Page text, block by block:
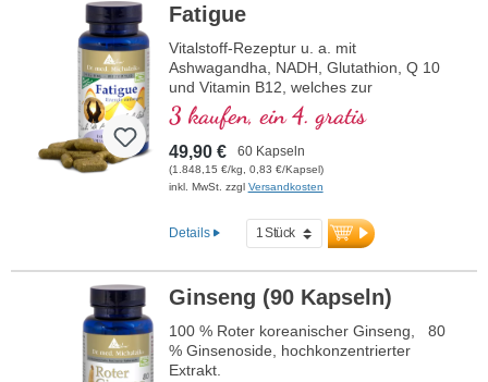
Fatigue
Vitalstoff-Rezeptur u. a. mit
Ashwagandha, NADH, Glutathion, Q 10
und Vitamin B12, welches zur
Verringerung von Müdigkeit und
Ermüdung beiträgt.
3 kaufen, ein 4. gratis
49,90 € 60 Kapseln
(1.848,15 €/kg, 0,83 €/Kapsel)
inkl. MwSt. zzgl Versandkosten
Details
Ginseng (90 Kapseln)
100 % Roter koreanischer Ginseng, 80
% Ginsenoside, hochkonzentrierter
Extrakt.